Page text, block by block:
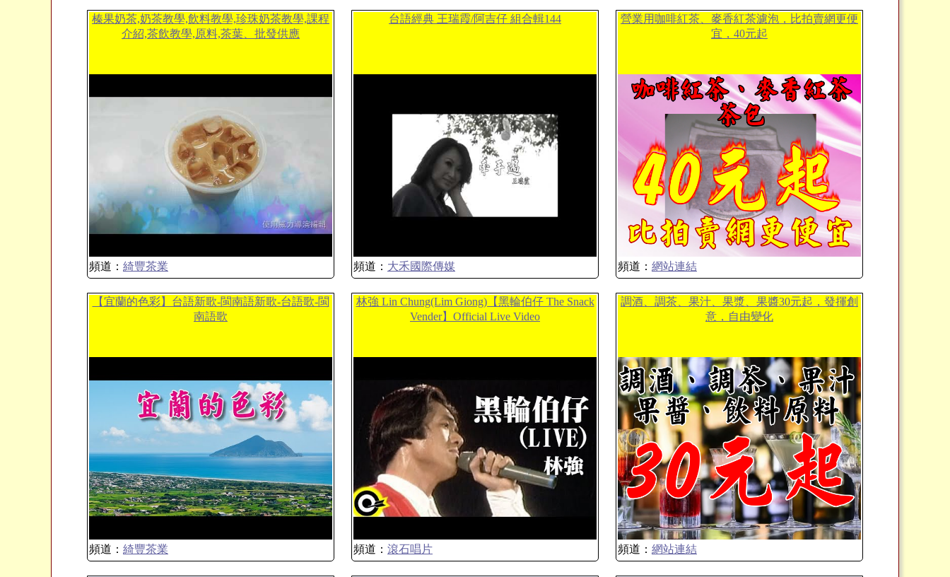
榛果奶茶,奶茶教學,飲料教學,珍珠奶茶教學,課程
介紹,茶飲教學,原料,茶葉、批發供應
頻道： 綺豐茶業
台語經典 王瑞霞/阿吉仔 組合輯144
頻道： 大禾國際傳媒
營業用咖啡紅茶、麥香紅茶濾泡，比拍賣網更便
宜，40元起
頻道： 網站連結
【宜蘭的色彩】台語新歌-閩南語新歌-台語歌-閩
南語歌
頻道： 綺豐茶業
林強 Lin Chung(Lim Giong)【黑輪伯仔 The Snack
Vender】Official Live Video
頻道： 滾石唱片
調酒、調茶、果汁、果漿、果醬30元起，發揮創
意，自由變化
頻道： 網站連結